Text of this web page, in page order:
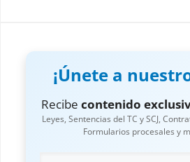
¡Únete a
Recibe contenido
Leyes, Sentencias del TC y SCJ,
Formularios procesales y